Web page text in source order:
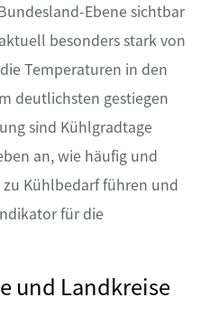
Ebene sichtbar
besonders stark von
Temperaturen in den
deutlichsten gestiegen
sind Kühlgradtage
an, wie häufig und
Kühlbedarf führen und
für die
und Landkreise